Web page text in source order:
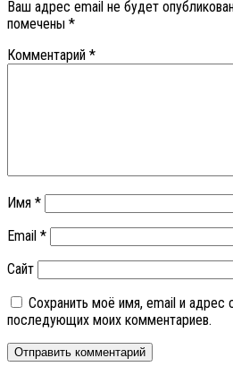
Ваш адрес email не будет
помечены *
Комментарий *
Имя *
Email *
Сайт
Сохранить моё имя, email и адрес
последующих моих комментариев.